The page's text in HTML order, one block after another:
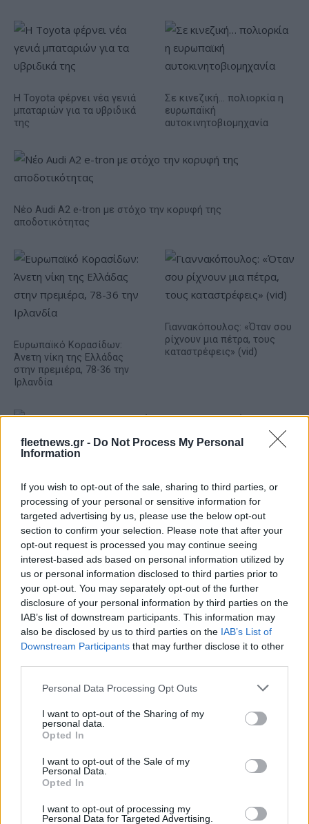
fleetnews.gr - Do Not Process My Personal
Information
If you wish to opt-out of the sale, sharing to third parties, or
processing of your personal or sensitive information for
targeted advertising by us, please use the below opt-out
section to confirm your selection. Please note that after your
opt-out request is processed you may continue seeing
interest-based ads based on personal information utilized by
us or personal information disclosed to third parties prior to
your opt-out. You may separately opt-out of the further
disclosure of your personal information by third parties on the
IAB’s list of downstream participants. This information may
also be disclosed by us to third parties on the IAB’s List of
Downstream Participants that may further disclose it to other
Please note that this website/app uses one or more Google
not limited to your visit or usage behaviour. You may click to
grant or deny consent to Google and its third-party tags to
use your data for below specified purposes in below Google
consent section.
Personal Data Processing Opt Outs
I want to opt-out of the Sharing of my
personal data.
Opted In
I want to opt-out of the Sale of my
Personal Data.
Opted In
I want to opt-out of processing my
Personal Data for Targeted Advertising.
Η Toyota φέρνει νέα γενιά
μπαταριών για τα υβριδικά
της
Σε κινεζική… πολιορκία η
ευρωπαϊκή
αυτοκινητοβιομηχανία
Νέο Audi A2 e-tron με στόχο την κορυφή της
αποδοτικότητας
Ευρωπαϊκό Κορασίδων:
Άνετη νίκη της Ελλάδας
στην πρεμιέρα, 78-36 την
Ιρλανδία
Γιαννακόπουλος: «Όταν σου
ρίχνουν μια πέτρα, τους
καταστρέφεις» (vid)
Χρηματοδότηση 8 εκατ.
ευρώ σε 843 μέσα
ενημέρωσης- Ξεκίνησε το
πενταετές πρόγραμμα
Metlen: Ρεκόρ EBITDA στο
α' εξάμηνο, στα 550 εκατ.
ευρώ – Καθαρά κέρδη 313
εκατ. ευρώ
Η Chery επενδύει 75 εκατ. δολάρια στην KG Mobility
Το FIAT 500 Hybrid τώρα